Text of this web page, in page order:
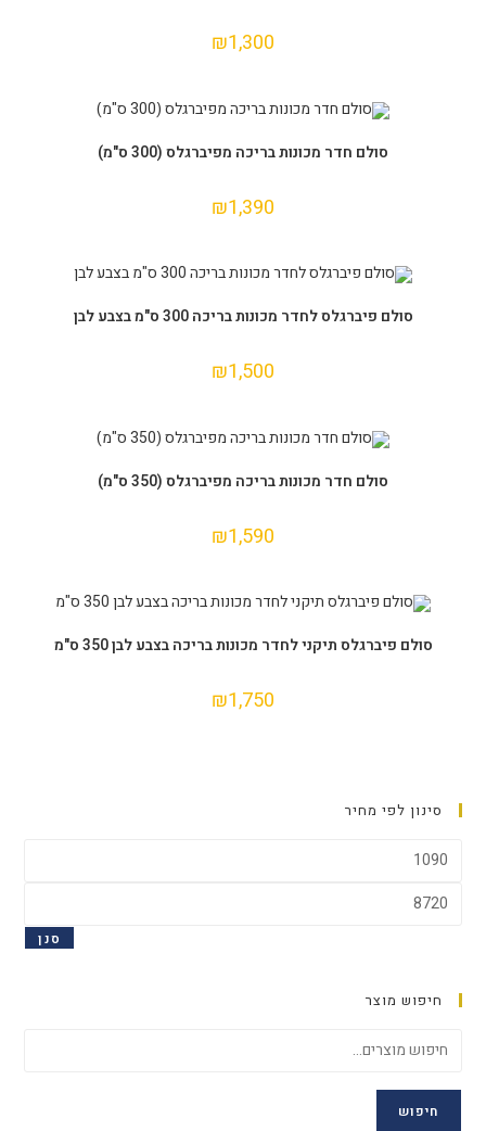
₪1,300
סולם חדר מכונות בריכה מפיברגלס (300 ס"מ)
₪1,390
סולם פיברגלס לחדר מכונות בריכה 300 ס"מ בצבע לבן
₪1,500
סולם חדר מכונות בריכה מפיברגלס (350 ס"מ)
₪1,590
סולם פיברגלס תיקני לחדר מכונות בריכה בצבע לבן 350 ס"מ
₪1,750
סינון לפי מחיר
סנן
חיפוש מוצר
חיפוש